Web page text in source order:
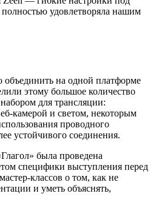
удовлетворяла нашим
объединить на одной платформе
этому большое количество
для трансляции:
камерой и светом, некоторым
проводного
устойчивого соединения.
была проведена
специфики выступления перед
классов о том, как не
и уметь объяснять,